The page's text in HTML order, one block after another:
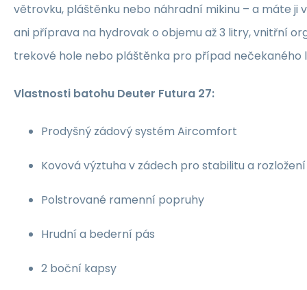
větrovku, pláštěnku nebo náhradní mikinu – a máte ji
ani příprava na hydrovak o objemu až 3 litry, vnitřní
trekové hole nebo pláštěnka pro případ nečekaného
Vlastnosti batohu Deuter Futura 27:
Prodyšný zádový systém Aircomfort
Kovová výztuha v zádech pro stabilitu a
Polstrované ramenní popruhy
Hrudní a bederní pás
2 boční kapsy